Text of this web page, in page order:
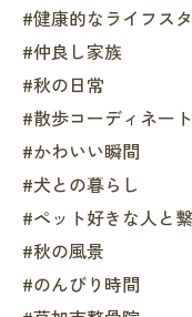
#健康的なライフス
#仲良し家族
#秋の日常
#散歩コーディネート
#かわいい瞬間
#犬との暮らし
#ペット好きな人と
#秋の風景
#のんびり時間